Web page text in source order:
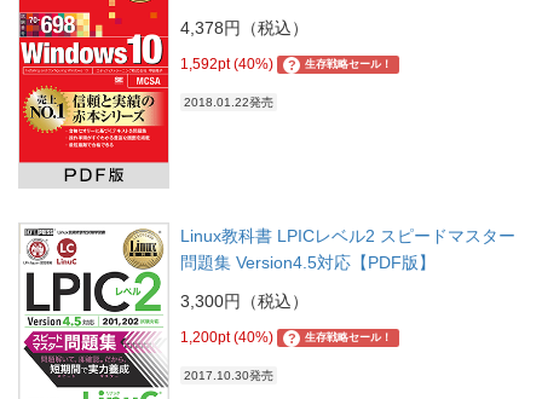
4,378円（税込）
1,592pt (40%) ? 生存戦略セール！
2018.01.22発売
Linux教科書 LPICレベル2 スピードマスター
問題集 Version4.5対応【PDF版】
3,300円（税込）
1,200pt (40%) ? 生存戦略セール！
2017.10.30発売